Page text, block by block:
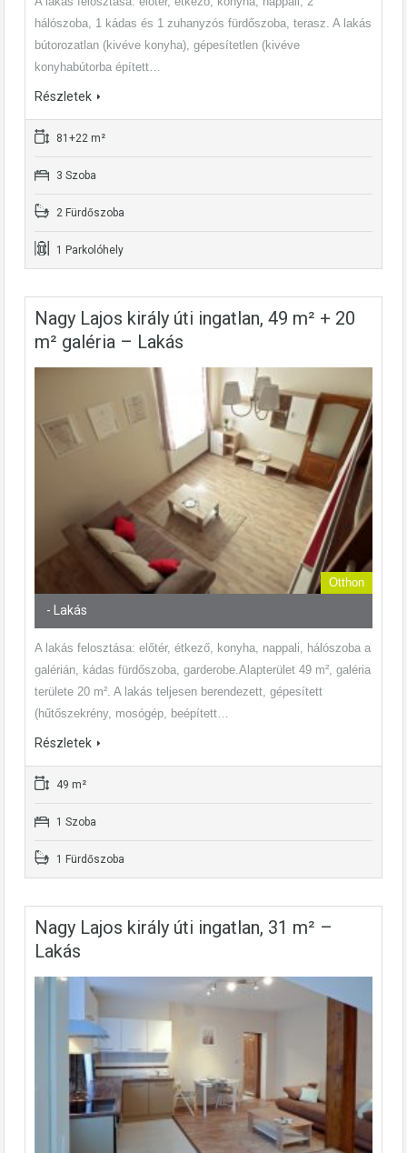
hálószoba, 1 kádas és 1 zuhanyzós fürdőszoba, terasz. A lakás
bútorozatlan (kivéve konyha), gépesítetlen (kivéve
konyhabútorba épített…
Részletek
81+22 m²
3 Szoba
2 Fürdőszoba
1 Parkolóhely
Nagy Lajos király úti ingatlan, 49 m² + 20
m² galéria – Lakás
Otthon
- Lakás
A lakás felosztása: előtér, étkező, konyha, nappali, hálószoba a
galérián, kádas fürdőszoba, garderobe.Alapterület 49 m², galéria
területe 20 m². A lakás teljesen berendezett, gépesített
(hűtőszekrény, mosógép, beépített…
Részletek
49 m²
1 Szoba
1 Fürdőszoba
Nagy Lajos király úti ingatlan, 31 m² –
Lakás